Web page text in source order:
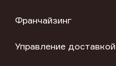
Франчайзинг
Управление доставкой